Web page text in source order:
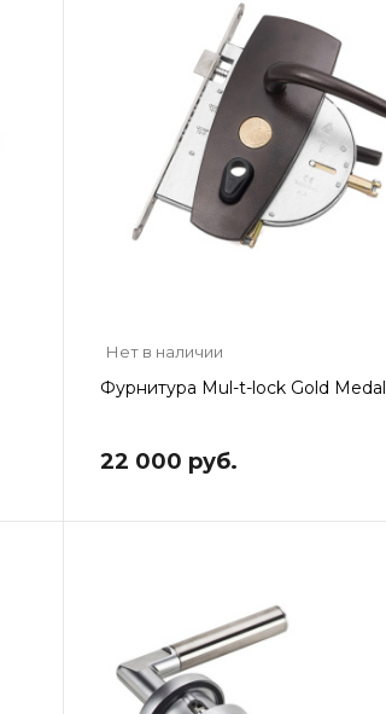
Нет в наличии
Фурнитура Mul-t-lock Gold Medal
22 000 руб.